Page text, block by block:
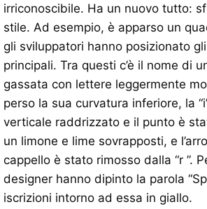
irriconoscibile. Ha un nuovo tutto:
stile. Ad esempio, è apparso un
gli sviluppatori hanno posizionato
principali. Tra questi c’è il nome di
gassata con lettere leggermente
perso la sua curvatura inferiore, la
verticale raddrizzato e il punto è
un limone e lime sovrapposti, e
cappello è stato rimosso dalla “r ”.
designer hanno dipinto la parola
iscrizioni intorno ad essa in giallo.